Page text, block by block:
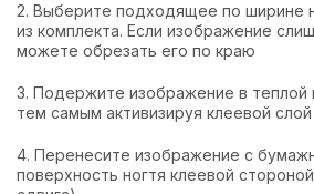
2. Выберите подходящее по ширине
из комплекта. Если изображение
можете обрезать его по краю
3. Подержите изображение в теплой
тем самым активизируя клеевой слой
4. Перенесите изображение с
поверхность ногтя клеевой